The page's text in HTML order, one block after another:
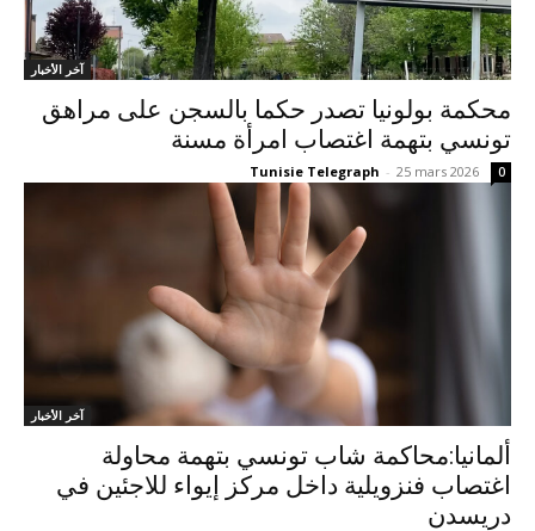
آخر الأخبار
محكمة بولونيا تصدر حكما بالسجن على مراهق
تونسي بتهمة اغتصاب امرأة مسنة
Tunisie Telegraph - 25 mars 2026 0
آخر الأخبار
ألمانيا:محاكمة شاب تونسي بتهمة محاولة
اغتصاب فنزويلية داخل مركز إيواء للاجئين في
دريسدن